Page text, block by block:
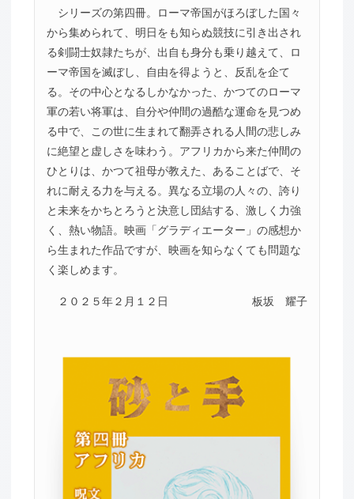
シリーズの第四冊。ローマ帝国がほろぼした国々
から集められて、明日をも知らぬ競技に引き出され
る剣闘士奴隷たちが、出自も身分も乗り越えて、ロ
ーマ帝国を滅ぼし、自由を得ようと、反乱を企て
る。その中心となるしかなかった、かつてのローマ
軍の若い将軍は、自分や仲間の過酷な運命を見つめ
る中で、この世に生まれて翻弄される人間の悲しみ
に絶望と虚しさを味わう。アフリカから来た仲間の
ひとりは、かつて祖母が教えた、あることばで、そ
れに耐える力を与える。異なる立場の人々の、誇り
と未来をかちとろうと決意し団結する、激しく力強
く、熱い物語。映画「グラディエーター」の感想か
ら生まれた作品ですが、映画を知らなくても問題な
く楽しめます。
２０２５年２月１２日 板坂 耀子